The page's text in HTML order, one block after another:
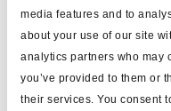
media features and to
about your use of our site
analytics partners who may
you’ve provided to them or
their services. You consent
Typ
für